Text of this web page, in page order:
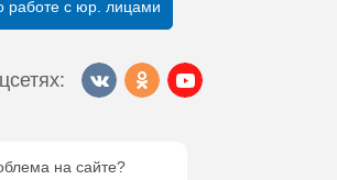
работе с юр. лицами
на сайте?